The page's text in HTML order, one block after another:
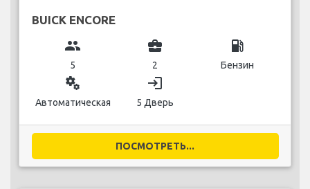
BUICK ENCORE
group
5
business_center
2
local_gas_station
Бензин
miscellaneous_services
Автоматическая
login
5 Дверь
ПОСМОТРЕТЬ...